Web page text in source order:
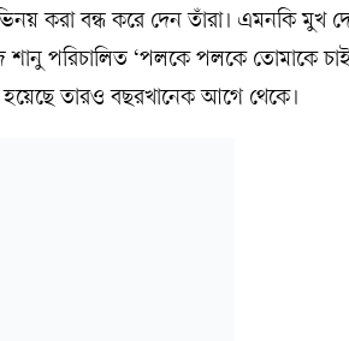
করা বন্ধ করে দেন তাঁরা। এমনকি মুখ
পরিচালিত ‘পলকে পলকে তোমাকে
তারও বছরখানেক আগে থেকে।